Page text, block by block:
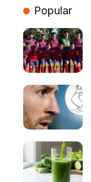
Popular